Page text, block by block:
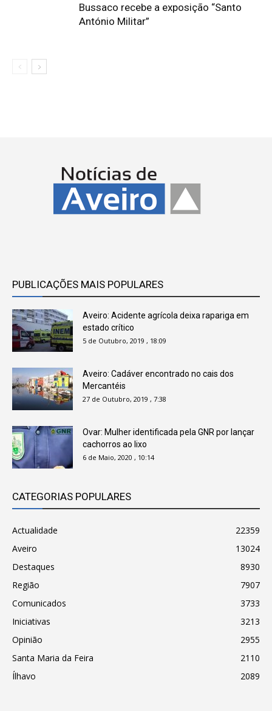
Bussaco recebe a exposição “Santo
António Militar”
PUBLICAÇÕES MAIS POPULARES
Aveiro: Acidente agrícola deixa rapariga em
estado crítico
5 de Outubro, 2019 , 18:09
Aveiro: Cadáver encontrado no cais dos
Mercantéis
27 de Outubro, 2019 , 7:38
Ovar: Mulher identificada pela GNR por lançar
cachorros ao lixo
6 de Maio, 2020 , 10:14
CATEGORIAS POPULARES
Actualidade
22359
Aveiro
13024
Destaques
8930
Região
7907
Comunicados
3733
Iniciativas
3213
Opinião
2955
Santa Maria da Feira
2110
Ílhavo
2089